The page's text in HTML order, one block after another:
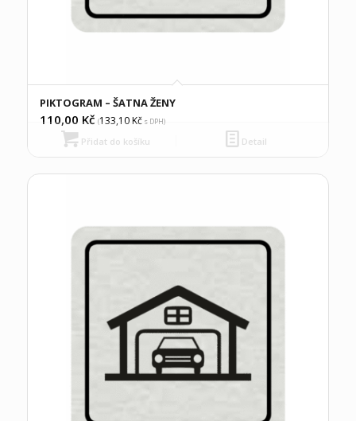
PIKTOGRAM – ŠATNA ŽENY
110,00 Kč (133,10Kčs DPH)
Přidat do košíku Detail